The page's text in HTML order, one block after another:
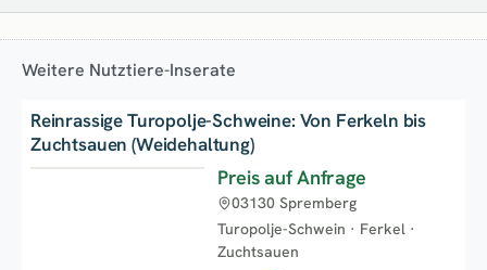
Weitere Nutztiere-Inserate
Reinrassige Turopolje-Schweine: Von Ferkeln bis
Zuchtsauen (Weidehaltung)
Preis auf Anfrage
Turopolje-Schwein · Ferkel ·
Zuchtsauen
03130 Spremberg